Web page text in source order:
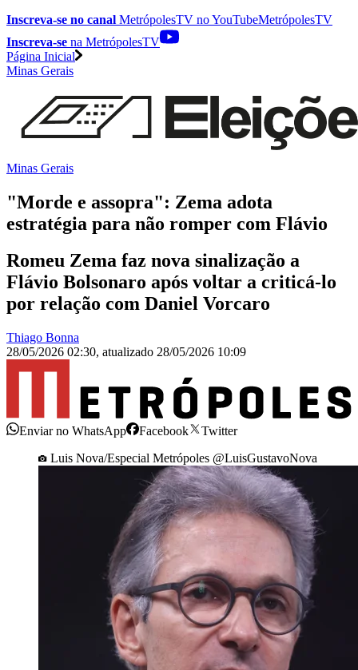
Inscreva-se no canal MetrópolesTV noYouTubeMetrópolesTV
Inscreva-se na MetrópolesTV
Página Inicial
Minas Gerais
Minas Gerais
"Morde e assopra": Zema adota
estratégia para não romper com Flávio
Romeu Zema faz nova sinalização a
Flávio Bolsonaro após voltar a criticá-lo
por relação com Daniel Vorcaro
Thiago Bonna
28/05/2026 02:30, atualizado 28/05/2026 10:09
Enviar no WhatsApp Facebook
Twitter
Luis Nova/Especial Metrópoles @LuisGustavoNova